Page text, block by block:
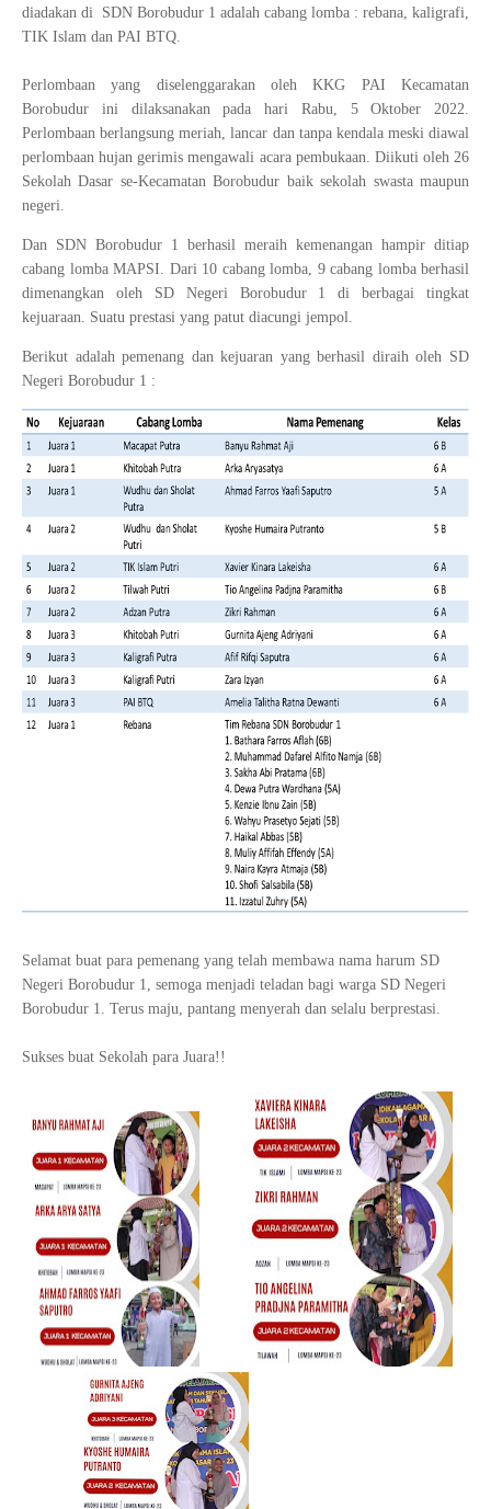
diadakan di SDN Borobudur 1 adalah cabang lomba : rebana, kaligrafi,
TIK Islam dan PAI BTQ.
Perlombaan yang diselenggarakan oleh KKG PAI Kecamatan
Borobudur ini dilaksanakan pada hari Rabu, 5 Oktober 2022.
Perlombaan berlangsung meriah, lancar dan tanpa kendala meski diawal
perlombaan hujan gerimis mengawali acara pembukaan. Diikuti oleh 26
Sekolah Dasar se-Kecamatan Borobudur baik sekolah swasta maupun
negeri.
Dan SDN Borobudur 1 berhasil meraih kemenangan hampir ditiap
cabang lomba MAPSI. Dari 10 cabang lomba, 9 cabang lomba berhasil
dimenangkan oleh SD Negeri Borobudur 1 di berbagai tingkat
kejuaraan. Suatu prestasi yang patut diacungi jempol.
Berikut adalah pemenang dan kejuaran yang berhasil diraih oleh SD
Negeri Borobudur 1 :
Selamat buat para pemenang yang telah membawa nama harum SD
Negeri Borobudur 1, semoga menjadi teladan bagi warga SD Negeri
Borobudur 1. Terus maju, pantang menyerah dan selalu berprestasi.
Sukses buat Sekolah para Juara!!